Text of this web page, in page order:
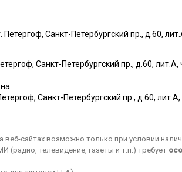
Санкт-Петербургский пр., д.60,
Санкт-Петербургский пр., д.60, лит.А,
,Санкт-Петербургский пр., д.60,
сайтах возможно только при условии
телевидение, газеты и т.п.) требует